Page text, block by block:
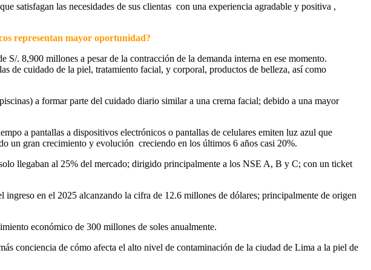
satisfagan las necesidades de sus clientas con una experiencia agradable y positiva ,
representan mayor oportunidad?
. 8,900 millones a pesar de la contracción de la demanda interna en ese momento.
de cuidado de la piel, tratamiento facial, y corporal, productos de belleza, así como
a formar parte del cuidado diario similar a una crema facial; debido a una mayor
a pantallas a dispositivos electrónicos o pantallas de celulares emiten luz azul que
un gran crecimiento y evolución creciendo en los últimos 6 años casi 20%.
llegaban al 25% del mercado; dirigido principalmente a los NSE A, B y C; con un ticket
en el 2025 alcanzando la cifra de 12.6 millones de dólares; principalmente de origen
económico de 300 millones de soles anualmente.
conciencia de cómo afecta el alto nivel de contaminación de la ciudad de Lima a la piel de